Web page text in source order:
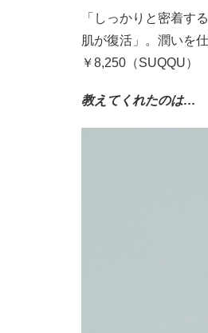
「しっかりと密着す
肌が復活」。潤いを
￥8,250（SUQQU）
教えてくれたのは…